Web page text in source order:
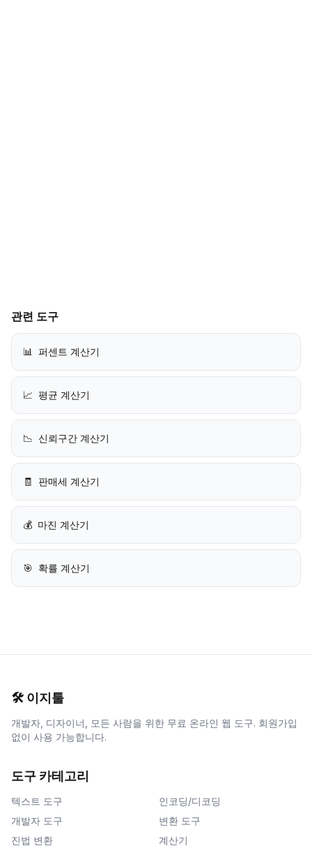
관련 도구
📊 퍼센트 계산기
📈 평균 계산기
📉 신뢰구간 계산기
🧾 판매세 계산기
💰 마진 계산기
🎯 확률 계산기
🛠️ 이지툴
개발자, 디자이너, 모든 사람을 위한 무료 온라인 웹 도구. 회원가입
없이 사용 가능합니다.
도구 카테고리
텍스트 도구
인코딩/디코딩
개발자 도구
변환 도구
진법 변환
계산기